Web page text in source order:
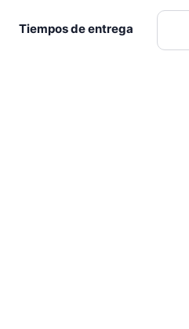
Tiempos de entrega